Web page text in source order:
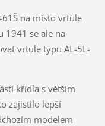
na místo vrtule
1941 se ale na
vrtule typu AL-5L-
křídla s větším
zajistilo lepší
modelem